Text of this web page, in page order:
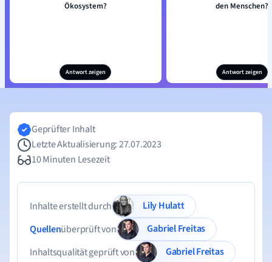
Ökosystem?
Antwort zeigen
den Menschen?
Antwort zeigen
Geprüfter Inhalt
Letzte Aktualisierung: 27.07.2023
10 Minuten Lesezeit
Inhalte erstellt durch
Lily Hulatt
Quellenüberprüft von
Gabriel Freitas
Inhaltsqualität geprüft von
Gabriel Freitas